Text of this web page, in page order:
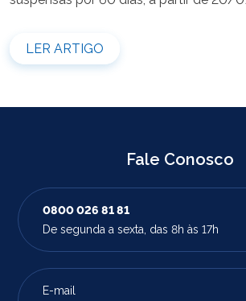
realizar novas simulações ou contratar
pelos canais disponibilizados pela CBS
Recomendamos que os participantes
LER ARTIGO
Fale Conosco
0800 026 81 81
De segunda a sexta, das 8h às 17h
E-mail